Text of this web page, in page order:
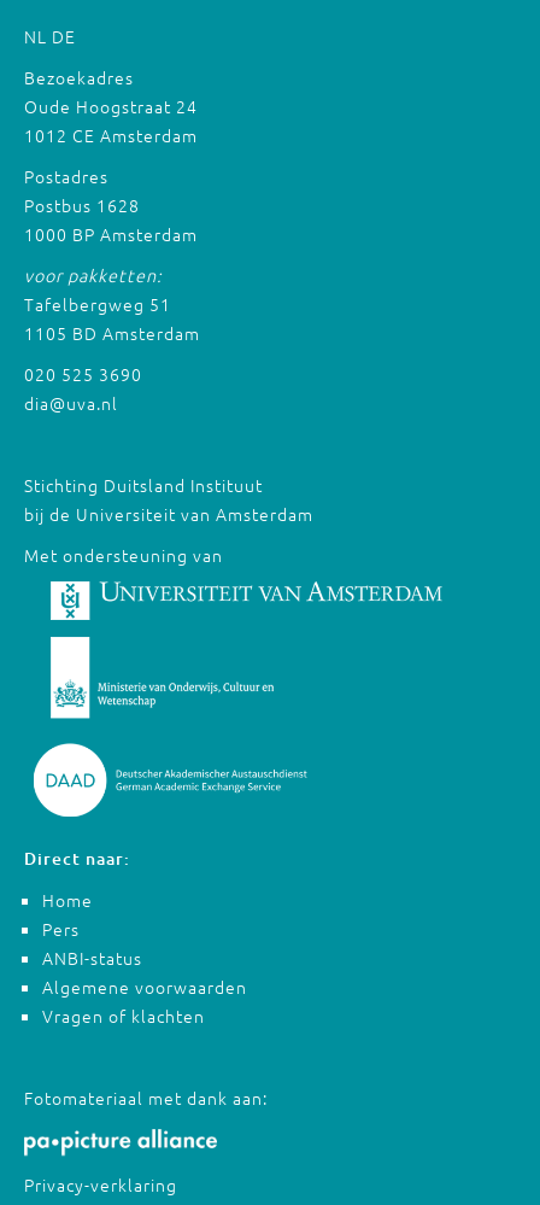
NL DE
Bezoekadres
Oude Hoogstraat 24
1012 CE Amsterdam
Postadres
Postbus 1628
1000 BP Amsterdam
voor pakketten:
Tafelbergweg 51
1105 BD Amsterdam
020 525 3690
dia@uva.nl
Stichting Duitsland Instituut
bij de Universiteit van Amsterdam
Met ondersteuning van
Direct naar:
Home
Pers
ANBI-status
Algemene voorwaarden
Vragen of klachten
Fotomateriaal met dank aan:
Privacy-verklaring